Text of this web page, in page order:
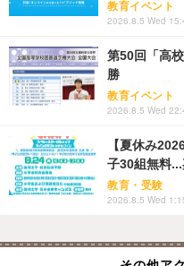
教育イベント
2026.8.5 Wed
第50回「高
勝
教育イベント
2026.8.5 Wed
【夏休み
子30組無料
教育・受験
2026.8.5 Wed